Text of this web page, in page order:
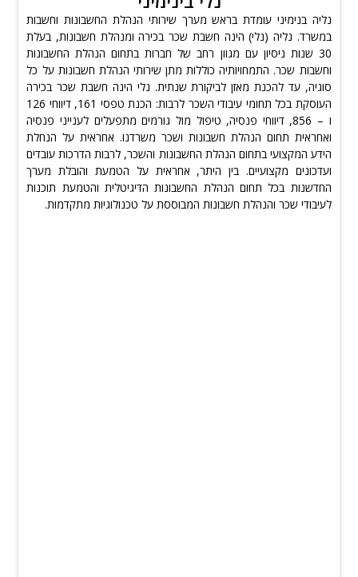
נליה בנימיני עומדת בראש מערך שירותי הנהלת החשבונות וחשבות
במשרד. נליה (נלי) הינה חשבת שכר בכירה ומנהלת חשבונות, בעלת
30 שנות ניסיון עם מגוון רחב של חברות בתחום הנהלת החשבונות
וחשבות שכר. התמחויותיה כוללות מתן שירותי הנהלת חשבונות על כל
סוגיה, עד להכנת מאזן לביקורת שנתית. נלי הינה חשבת שכר בכירה
העוסקת בכל תחומי עיבודי השכר לרבות: הכנת טפסי 161, דיווחי 126
ו – 856, דיווחי פנסיה, טיפול מול גורמים מתפעלים לענייני פנסיה
ואחראית תחום הנהלת חשבונות ושכר משרדנו. אחראית על הנחלת
הידע המקצועי בתחום הנהלת החשבונות והשכר, לרבות הדרכות עובדים
ועדכונים מקצועיים. בין היתר, אחראית על הטמעת והובלת מערך
החדשנות בכל תחום הנהלת החשבונות הדיגיטלית והטמעת תוכנות
לעיבודי שכר והנהלת חשבונות המבוססת על טכנולוגיות מתקדמות.